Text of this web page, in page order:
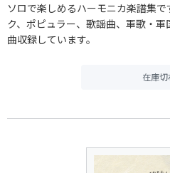
ソロで楽しめるハーモニカ楽譜集
ク、ポピュラー、歌謡曲、軍歌・
曲収録しています。
在庫